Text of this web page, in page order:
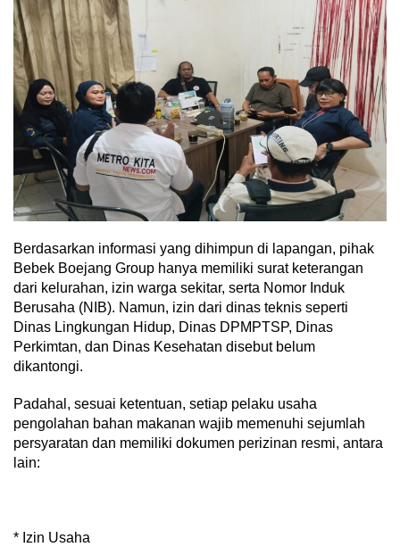
Berdasarkan informasi yang dihimpun di lapangan, pihak
Bebek Boejang Group hanya memiliki surat keterangan
dari kelurahan, izin warga sekitar, serta Nomor Induk
Berusaha (NIB). Namun, izin dari dinas teknis seperti
Dinas Lingkungan Hidup, Dinas DPMPTSP, Dinas
Perkimtan, dan Dinas Kesehatan disebut belum
dikantongi.
Padahal, sesuai ketentuan, setiap pelaku usaha
pengolahan bahan makanan wajib memenuhi sejumlah
persyaratan dan memiliki dokumen perizinan resmi, antara
lain:
* Izin Usaha